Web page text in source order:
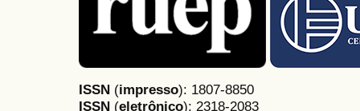
ISSN (impresso): 1807-8850
ISSN (eletrônico): 2318-2083